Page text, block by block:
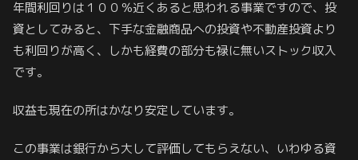
年間利回りは１００％近くあると思われる事業ですので、投
資としてみると、下手な金融商品への投資や不動産投資より
も利回りが高く、しかも経費の部分も禄に無いストック収入
です。
収益も現在の所はかなり安定しています。
この事業は銀行から大して評価してもらえない、いわゆる資